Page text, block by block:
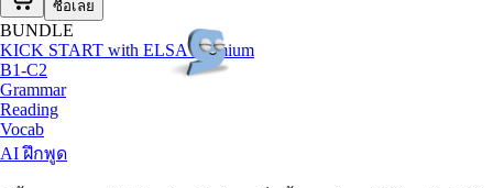
ซื้อเลย
BUNDLE
KICK START with ELSA Premium
B1-C2
Grammar
Reading
Vocab
AI ฝึกพูด